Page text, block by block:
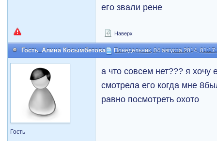
его звали рене
Наверх
Гость_Алина Косымбетова Понедельник, 04 августа 2014,
Гость
а что совсем нет??? я хочу
смотрела его когда мне
равно посмотреть охото